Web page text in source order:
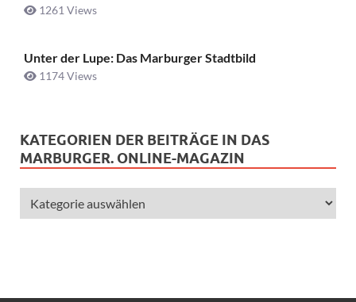
1261 Views
Unter der Lupe: Das Marburger Stadtbild
1174 Views
KATEGORIEN DER BEITRÄGE IN DAS
MARBURGER. ONLINE-MAGAZIN